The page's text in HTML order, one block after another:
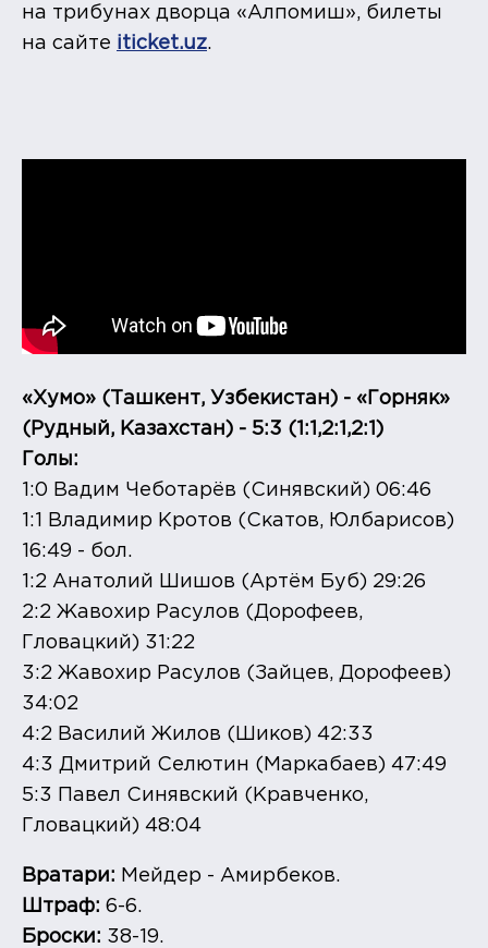
на трибунах дворца «Алпомиш», билеты
на сайте iticket.uz.
«Хумо» (Ташкент, Узбекистан) - «Горняк»
(Рудный, Казахстан) - 5:3 (1:1,2:1,2:1)
Голы:
1:0 Вадим Чеботарёв (Синявский) 06:46
1:1 Владимир Кротов (Скатов, Юлбарисов)
16:49 - бол.
1:2 Анатолий Шишов (Артём Буб) 29:26
2:2 Жавохир Расулов (Дорофеев,
Гловацкий) 31:22
3:2 Жавохир Расулов (Зайцев, Дорофеев)
34:02
4:2 Василий Жилов (Шиков) 42:33
4:3 Дмитрий Селютин (Маркабаев) 47:49
5:3 Павел Синявский (Кравченко,
Гловацкий) 48:04
Вратари: Мейдер - Амирбеков.
Штраф: 6-6.
Броски: 38-19.